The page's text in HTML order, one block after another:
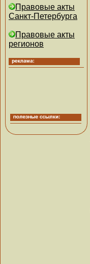
Правовые акты
Санкт-Петербурга
Правовые акты
регионов